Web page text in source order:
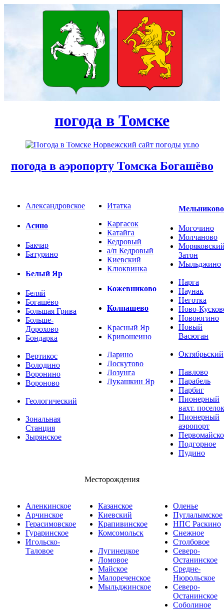
погода в Томске
погода в аэропорту Томска Богашёво
Александровское
Асино
Бакчар
Батурино
Белый Яр
Беляй
Богашёво
Большая Грива
Больше-
Дорохово
Бондарка
Вертикос
Володино
Воронино
Вороново
Геологический
Зональная
Станция
Зырянское
Итатка
Каргасок
Катайга
Кедровый
а/п Кедровый
Киевский
Клюквинка
Кожевниково
Колпашево
Красный Яр
Кривошеино
Ларино
Лоскутово
Лозунга
Лукашкин Яр
Мельниково
Могочино
Молчаново
Затон
Мыльджино
Нарга
Наунак
Неготка
Ново-
Новоюгино
Новый
Васюган
Октябрьский
Павлово
Парабель
Парбиг
Пионерный
вахт. поселок
Пионерный
аэропорт
Подгорное
Пудино
Месторождения
Аленкинское
Арчинское
Герасимовское
Гураринское
Игольско-
Таловое
Казанское
Киевский
Крапивинское
Комсомольск
Лугинецкое
Ломовое
Майское
Малореченское
Мыльджинское
Оленье
Пуглалымское
НПС Раскино
Снежное
Столбовое
Северо-
Останинское
Средне-
Нюрольское
Северо-
Останинское
Соболиное